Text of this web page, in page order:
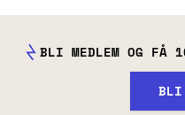
BLI MEDLEM OG FÅ
BLI